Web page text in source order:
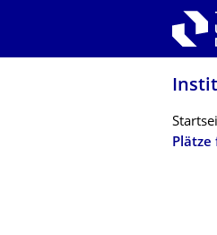
Zur Hauptnavigation springen
Plätze